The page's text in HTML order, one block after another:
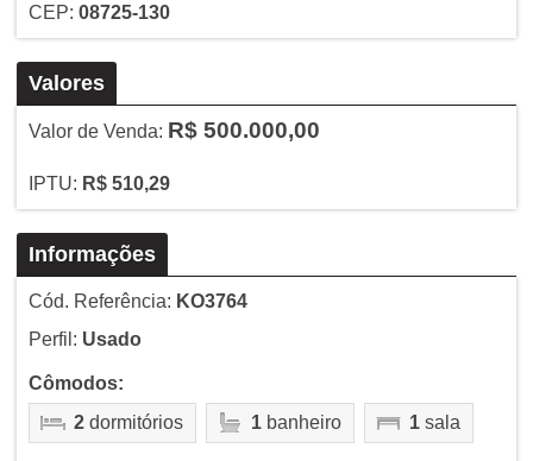
CEP: 08725-130
Valores
Valor de Venda: R$ 500.000,00
IPTU: R$ 510,29
Informações
Cód. Referência: KO3764
Perfil: Usado
Cômodos:
2dormitórios 1banheiro 1sala